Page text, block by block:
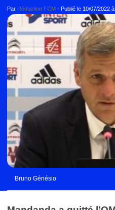
Par Rédaction FCM - Publié le 10/07/2022
Bruno Génésio